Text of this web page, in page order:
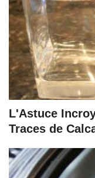
L'Astuce
Traces de